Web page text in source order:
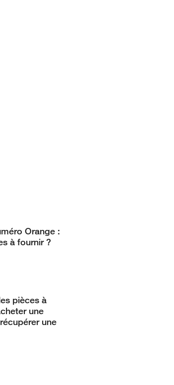
Orange :
à fournir ?
pièces à
une
une